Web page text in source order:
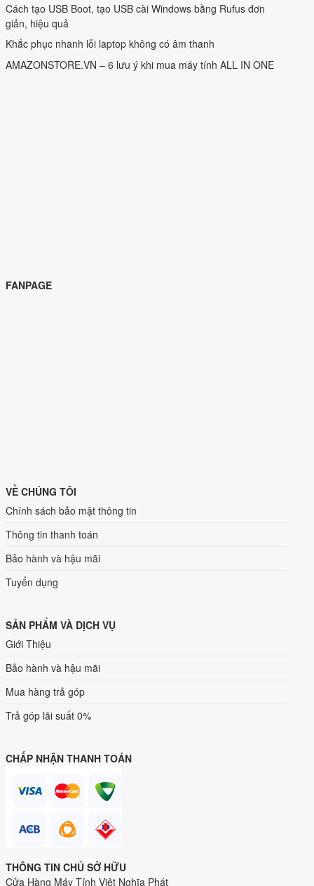
Cách tạo USB Boot, tạo USB cài Windows bằng Rufus đơn
giản, hiệu quả
Khắc phục nhanh lỗi laptop không có âm thanh
AMAZONSTORE.VN – 6 lưu ý khi mua máy tính ALL IN ONE
FANPAGE
VỀ CHÚNG TÔI
Chính sách bảo mật thông tin
Thông tin thanh toán
Bảo hành và hậu mãi
Tuyển dụng
SẢN PHẨM VÀ DỊCH VỤ
Giới Thiệu
Bảo hành và hậu mãi
Mua hàng trả góp
Trả góp lãi suất 0%
CHẤP NHẬN THANH TOÁN
THÔNG TIN CHỦ SỞ HỮU
Cửa Hàng Máy Tính Việt Nghĩa Phát